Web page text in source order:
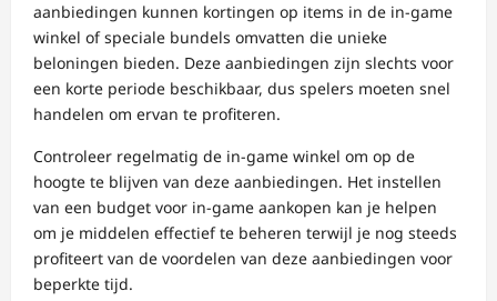
aanbiedingen kunnen kortingen op items in de in-game
winkel of speciale bundels omvatten die unieke
beloningen bieden. Deze aanbiedingen zijn slechts voor
een korte periode beschikbaar, dus spelers moeten snel
handelen om ervan te profiteren.
Controleer regelmatig de in-game winkel om op de
hoogte te blijven van deze aanbiedingen. Het instellen
van een budget voor in-game aankopen kan je helpen
om je middelen effectief te beheren terwijl je nog steeds
profiteert van de voordelen van deze aanbiedingen voor
beperkte tijd.